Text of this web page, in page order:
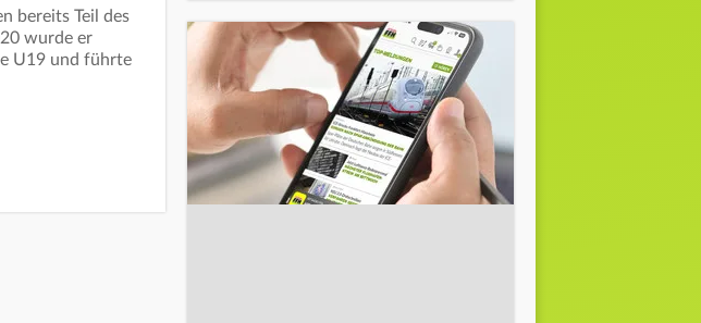
bereits Teil des
wurde er
U19 und führte